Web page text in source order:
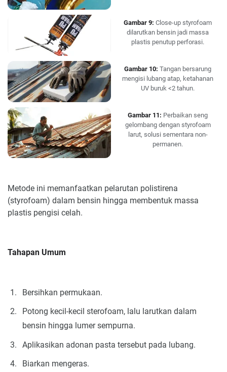
Gambar 9: Close-up styrofoam
dilarutkan bensin jadi massa
plastis penutup perforasi.
Gambar 10: Tangan bersarung
mengisi lubang atap, ketahanan
UV buruk <2 tahun.
Gambar 11: Perbaikan seng
gelombang dengan styrofoam
larut, solusi sementara non-
permanen.
Metode ini memanfaatkan pelarutan polistirena
(styrofoam) dalam bensin hingga membentuk massa
plastis pengisi celah.
Tahapan Umum
Bersihkan permukaan.
Potong kecil-kecil sterofoam, lalu larutkan dalam
bensin hingga lumer sempurna.
Aplikasikan adonan pasta tersebut pada lubang.
Biarkan mengeras.